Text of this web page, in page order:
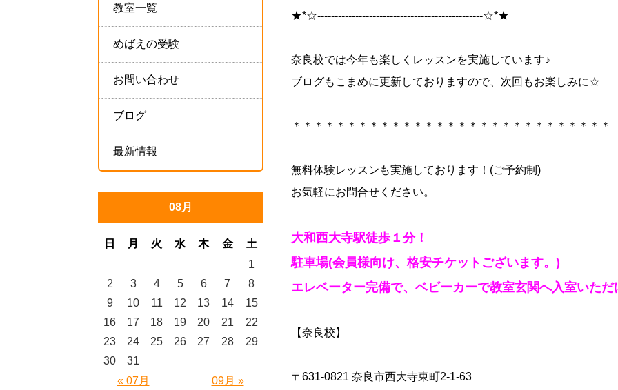
教室一覧
めばえの受験
お問い合わせ
ブログ
最新情報
08月
日 月 火 水 木 金 土
« 07月 09月 »
1
2
3 4 5 6 7
8
9
10 11 12 13 14
15
16
17 18 19 20 21
22
23
24 25 26 27 28
29
30
31
★*☆------------------------------------------------☆*★
奈良校では今年も楽しくレッスンを実施しています♪
ブログもこまめに更新しておりますので、次回もお楽しみに☆
＊＊＊＊＊＊＊＊＊＊＊＊＊＊＊＊＊＊＊＊＊＊＊＊＊＊＊＊＊
無料体験レッスンも実施しております！ (ご予約制 )
お気軽にお問合せください。
大和西大寺駅徒歩１分！
駐車場(会員様向け、格安チケットございます。)
エレベーター完備で、ベビーカーで教室玄関へ入室いただ
【奈良校】
〒631-0821 奈良市西大寺東町2-1-63